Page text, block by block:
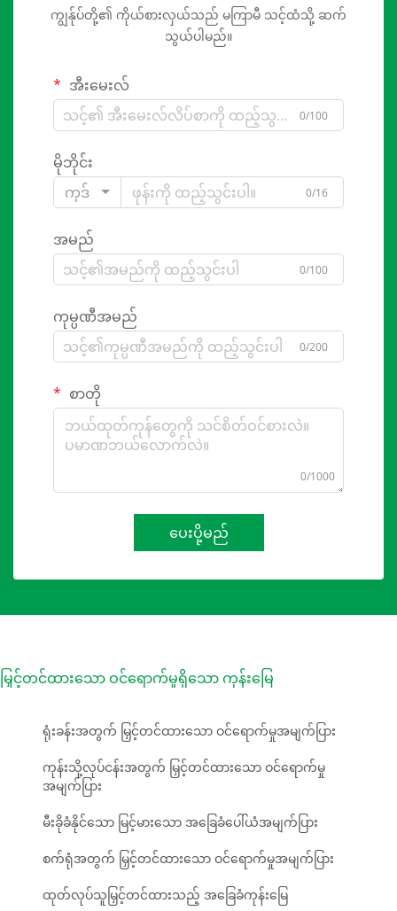
ကျွန်ုပ်တို့၏ ကိုယ်စားလှယ်သည် မကြာမီ သင့်ထံသို့ ဆက်
သွယ်ပါမည်။
အီးမေးလ်
0/100
မိုဘိုင်း
ကုဒ်
0/16
အမည်
0/100
ကုမ္ပဏီအမည်
0/200
စာတို
0/1000
ပေးပို့မည်
မြှင့်တင်ထားသော ဝင်ရောက်မှုရှိသော ကုန်းမြေ
ရုံးခန်းအတွက် မြှင့်တင်ထားသော ဝင်ရောက်မှုအမျက်ပြား
ကုန်းသို့လုပ်ငန်းအတွက် မြှင့်တင်ထားသော ဝင်ရောက်မှု
အမျက်ပြား
မီးခိုခံနိုင်သော မြင့်မားသော အခြေခံပေါ်ယံအမျက်ပြား
စက်ရုံအတွက် မြှင့်တင်ထားသော ဝင်ရောက်မှုအမျက်ပြား
ထုတ်လုပ်သူမြှင့်တင်ထားသည့် အခြေခံကုန်းမြေ